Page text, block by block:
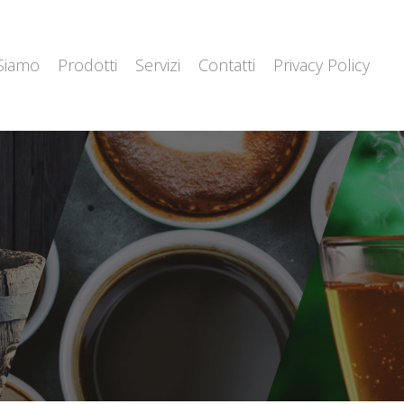
Prodotti Servizi Contatti Privacy Policy